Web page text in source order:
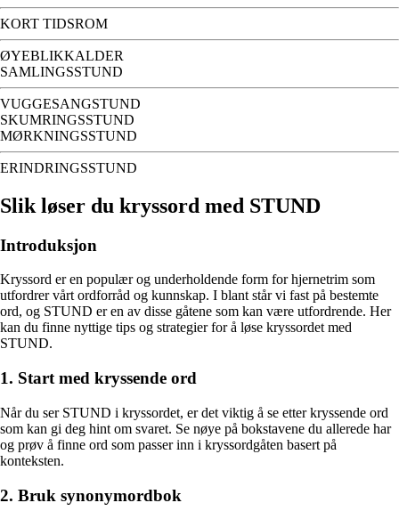
KORT TIDSROM
ØYEBLIKKALDER
SAMLINGSSTUND
VUGGESANGSTUND
SKUMRINGSSTUND
MØRKNINGSSTUND
ERINDRINGSSTUND
Slik løser du kryssord med STUND
Introduksjon
Kryssord er en populær og underholdende form for hjernetrim som
utfordrer vårt ordforråd og kunnskap. I blant står vi fast på bestemte
ord, og STUND er en av disse gåtene som kan være utfordrende. Her
kan du finne nyttige tips og strategier for å løse kryssordet med
STUND.
1. Start med kryssende ord
Når du ser STUND i kryssordet, er det viktig å se etter kryssende ord
som kan gi deg hint om svaret. Se nøye på bokstavene du allerede har
og prøv å finne ord som passer inn i kryssordgåten basert på
konteksten.
2. Bruk synonymordbok